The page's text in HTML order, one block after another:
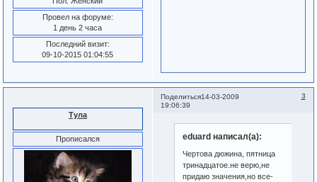
Провел на форуме:
1 день 2 часа
Последний визит:
09-10-2015 01:04:55
Поделиться 3
14-03-2009
19:06:39
Тула
Прописался eduard написал(а):
Чертова дюжина, пятница
тринадцатое.не верю,не
придаю значения,но все-